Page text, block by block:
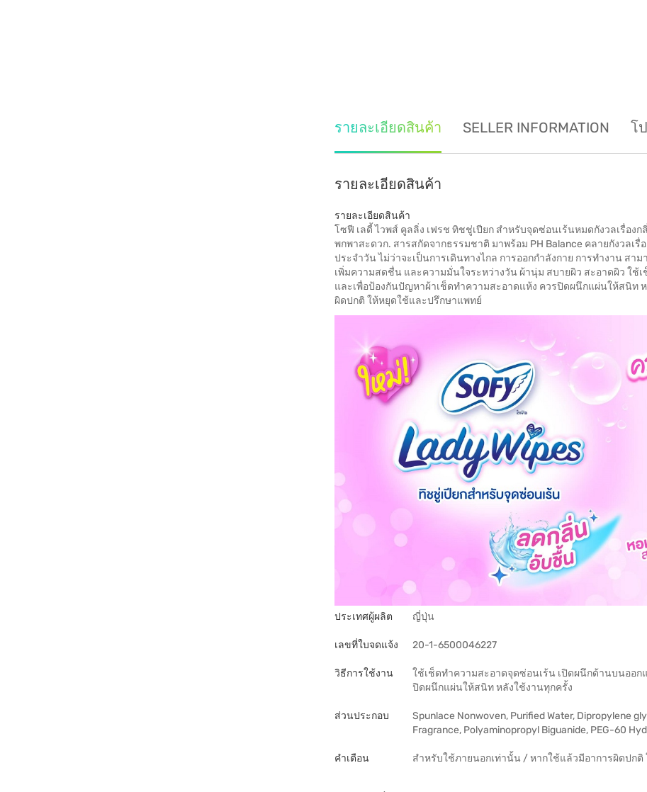
รายละเอียดสินค้า SELLER INFORMATION โ
รายละเอียดสินค้า
รายละเอียดสินค้า
โซฟี เลดี้ ไวพส์ คูลลิ่ง เฟรช ทิชชู่เปียก สำหรับจุดซ่อนเร้นหมดกังวลเรื่อง
พกพาสะดวก. สารสกัดจากธรรมชาติ มาพร้อม PH Balance คลายกังวล
ประจำวัน ไม่ว่าจะเป็นการเดินทางไกล การออกกำลังกาย การทำงาน ส
เพิ่มความสดชื่น และความมั่นใจระหว่างวัน ผ้านุ่ม สบายผิว สะอาดผิว ใ
และเพื่อป้องกันปัญหาผ้าเช็ดทำความสะอาดแห้ง ควรปิดผนึกแผ่นให้สนิท
ผิดปกติ ให้หยุดใช้และปรึกษาแพทย์
ประเทศผู้ผลิต ญี่ปุ่น
เลขที่ใบจดแจ้ง 20-1-6500046227
วิธีการใช้งาน
ใช้เช็ดทำความสะอาดจุดซ่อนเร้น เปิดผนึกด้านบนออ
ปิดผนึกแผ่นให้สนิท หลังใช้งานทุกครั้ง
ส่วนประกอบ
Spunlace Nonwoven, Purified Water, Dipropylene
Fragrance, Polyaminopropyl Biguanide, PEG-60
คำเตือน สำหรับใช้ภายนอกเท่านั้น / หากใช้แล้วมีอาการผิดปก